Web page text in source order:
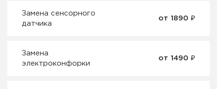
Замена сенсорного
датчика
от 1890 ₽
Замена
электроконфорки
от 1490 ₽